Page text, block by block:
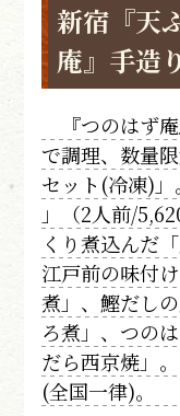
新宿『天
庵』手造
『つのはず
で調理、数量
セット(冷凍)
」（2人前/
くり煮込んだ
江戸前の味付
煮」、鰹だし
ろ煮」、つの
だら西京焼」
(全国一律)。